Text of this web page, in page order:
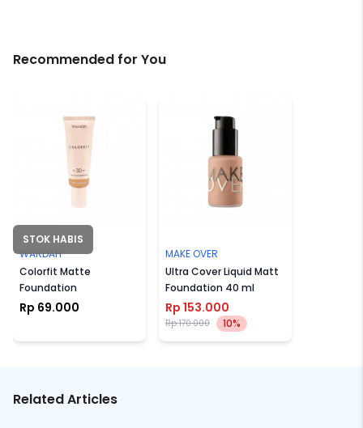
Recommended for You
STOK HABIS
WARDAH
Colorfit Matte
Foundation
Rp 69.000
MAKE OVER
Ultra Cover Liquid Matt
Foundation 40 ml
Rp 153.000
Rp 170.000 10%
Related Articles